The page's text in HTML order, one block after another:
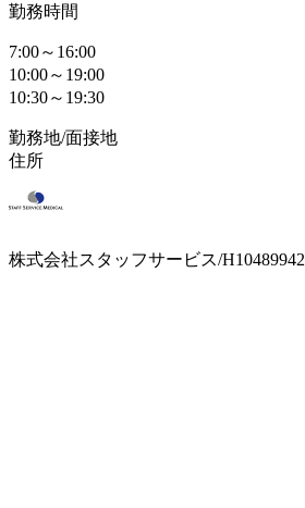
勤務時間
7:00～16:00
10:00～19:00
10:30～19:30
勤務地/面接地
住所
株式会社スタッフサービス/H10489942